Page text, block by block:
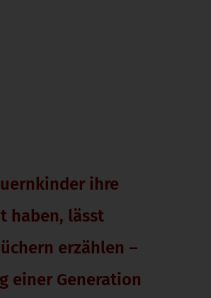
ihre
haben, lässt
erzählen –
einer Generation